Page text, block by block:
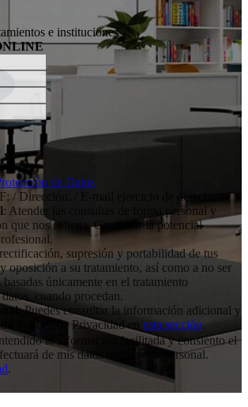
e instituciones
de Datos
/ Dirección: / E-mail ejercicio de derechos:
: Atender las consultas de forma personal y
que nos solicita. Gestionar la potencial
supresión y portabilidad de tus
oposición a su tratamiento, así como a no ser
únicamente en el tratamiento
cuando procedan.
: Puedes consultar la información adicional y
Política de Privacidad en esta sección.
la información facilitada y consiento el
de mis datos de carácter personal.
.